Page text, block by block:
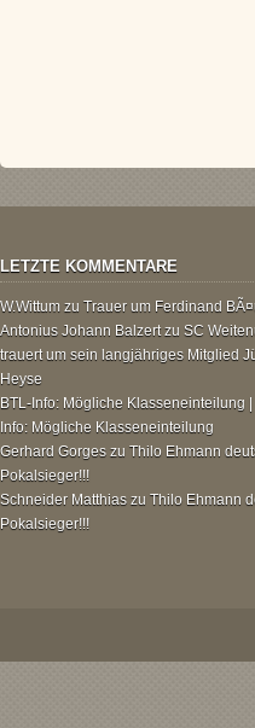
LETZTE KOMMENTARE
W.Wittum zu Trauer um Ferdinand
Antonius Johann Balzertzu SC
trauert um sein langjähriges Mitglied
Heyse
BTL-Info: Mögliche Klasseneinteilung |
Info: Mögliche Klasseneinteilung
Gerhard Gorges zu Thilo Ehmann
Pokalsieger!!!
Schneider Matthias zu Thilo Ehmann
Pokalsieger!!!